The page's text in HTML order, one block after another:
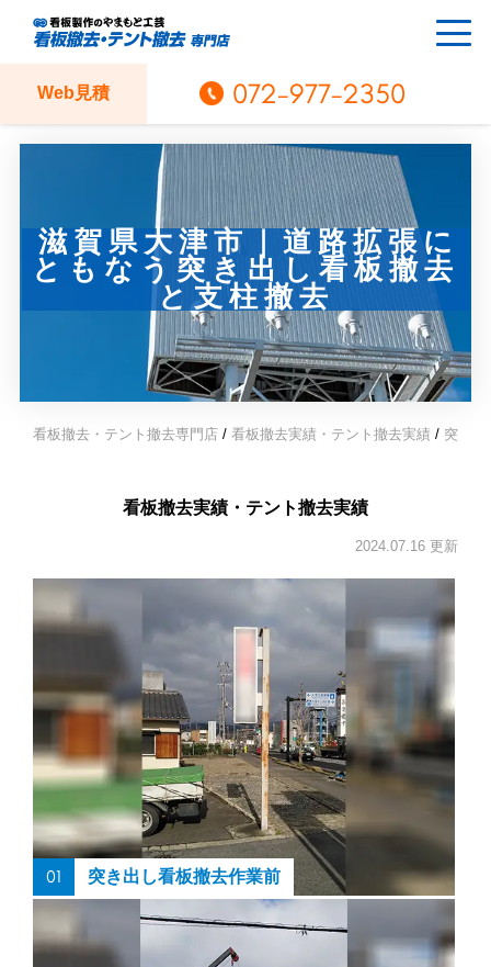
Web見積 072-977-2350
滋賀県大津市｜道路拡張に
ともなう突き出し看板撤去
と支柱撤去
看板撤去・テント撤去専門店 / 看板撤去実績・テント撤去実績 / 突き出
看板撤去実績・テント撤去実績
2024.07.16 更新
01 突き出し看板撤去作業前